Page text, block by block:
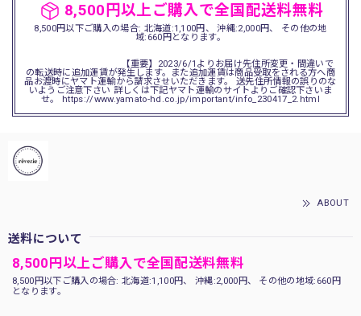
8,500円以上ご購入で全国配送料無料
8,500円以下ご購入の場合: 北海道:1,100円、 沖縄:2,000円、 その他の地
域:660円となります。
【重要】2023/6/1よりお届け先住所変更・間違いで
の転送時に追加運賃が発生します。また追加運賃は商品受取をされる方へ商
品お渡時にヤマト運輸から請求させいただきます。 送先住所情報の誤りのな
いようご注意下さい 詳しくは下記ヤマト運輸のサイトよりご確認下さいま
せ。 https://www.yamato-hd.co.jp/important/info_230417_2.html
ABOUT
送料について
8,500円以上ご購入で全国配送料無料
8,500円以下ご購入の場合: 北海道:1,100円、 沖縄:2,000円、 その他の地域:660円
となります。